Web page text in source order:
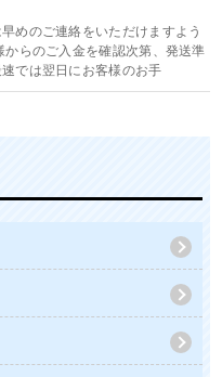
めのご連絡をいただけますよう
らのご入金を確認次第、発送準
では翌日にお客様のお手